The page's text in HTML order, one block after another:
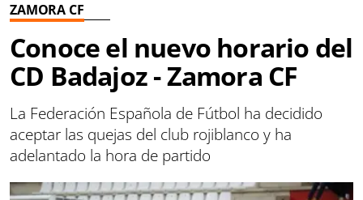
ZAMORA CF
Conoce el nuevo horario del
CD Badajoz - Zamora CF
La Federación Española de Fútbol ha decidido
aceptar las quejas del club rojiblanco y ha
adelantado la hora de partido